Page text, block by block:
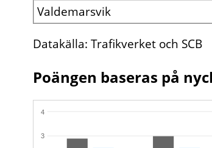
Valdemarsvik
Datakälla: Trafikverket och SCB
Poängen baseras på
3
4